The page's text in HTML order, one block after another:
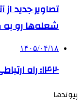
تصاویر جدید
شعله‌ها رو
۱۴۰۵/۰۴/۱۸
۱۴۲۰؛ راه ارتباطی بیمه شدگان تأمین‌اجتماعی
پیوندها